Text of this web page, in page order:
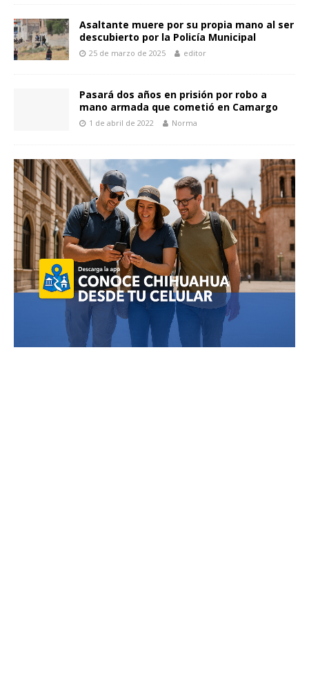
k p k r
Asaltante muere por su propia mano al ser
descubierto por la Policía Municipal
25 de marzo de 2025 editor
Pasará dos años en prisión por robo a
mano armada que cometió en Camargo
1 de abril de 2022 Norma